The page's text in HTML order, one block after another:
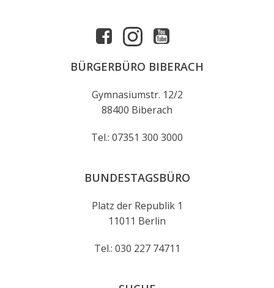
BÜRGERBÜRO BIBERACH
Gymnasiumstr. 12/2
88400 Biberach
Tel.: 07351 300 3000
BUNDESTAGSBÜRO
Platz der Republik 1
11011 Berlin
Tel.: 030 227 74711